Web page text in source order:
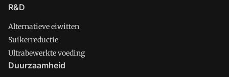
R&D
Alternatieve eiwitten
Suikerreductie
Ultrabewerkte voeding
Duurzaamheid